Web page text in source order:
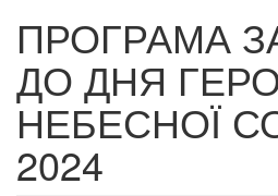
ПРОГРАМА
ДО ДНЯ
НЕБЕСНОЇ
2024